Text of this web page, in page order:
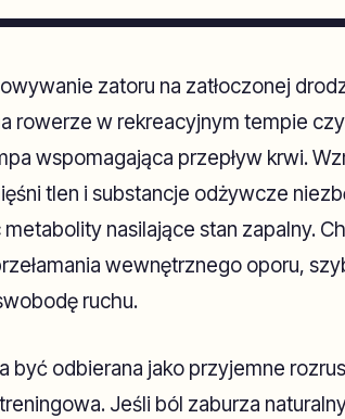
zatoru na zatłoczonej
rowerze w rekreacyjnym tempie czy
wspomagająca przepływ krwi.
tlen i substancje odżywcze
nasilające stan zapalny.
wewnętrznego oporu,
ruchu.
być odbierana jako przyjemne
Jeśli ból zaburza